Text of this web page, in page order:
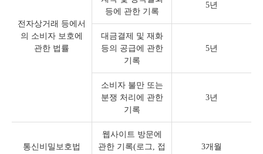
전자상거래 등에서
의 소비자 보호에
관한 법률
등에 관한 기록
5년
대금결제 및 재화
등의 공급에 관한
기록
5년
소비자 불만 또는
분쟁 처리에 관한
기록
3년
통신비밀보호법
웹사이트 방문에
관한 기록(로그, 접
3개월